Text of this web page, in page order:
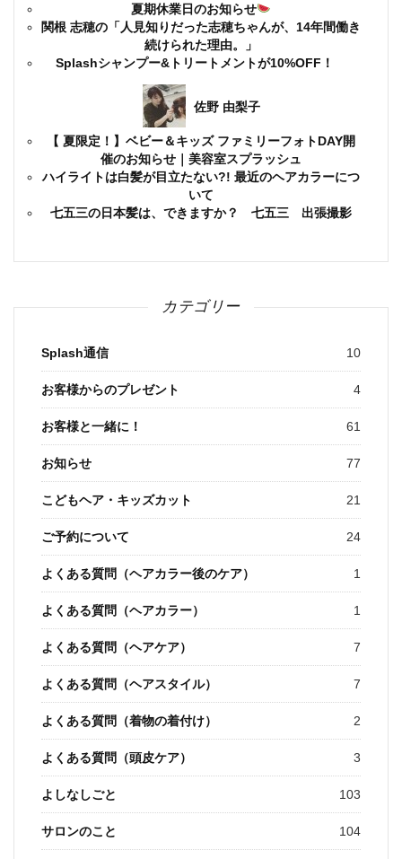
夏期休業日のお知らせ
関根 志穂の「人見知りだった志穂ちゃんが、14年間働き
続けられた理由。」
Splashシャンプー&トリートメントが10%OFF！
佐野 由梨子
【 夏限定！】ベビー＆キッズ ファミリーフォトDAY開
催のお知らせ｜美容室スプラッシュ
ハイライトは白髪が目立たない?! 最近のヘアカラーにつ
いて
七五三の日本髪は、できますか？ 七五三 出張撮影
カテゴリー
Splash通信 10
お客様からのプレゼント 4
お客様と一緒に！ 61
お知らせ 77
こどもヘア・キッズカット 21
ご予約について 24
よくある質問（ヘアカラー後のケア） 1
よくある質問（ヘアカラー） 1
よくある質問（ヘアケア） 7
よくある質問（ヘアスタイル） 7
よくある質問（着物の着付け） 2
よくある質問（頭皮ケア） 3
よしなしごと 103
サロンのこと 104